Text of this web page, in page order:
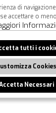
Powered
di
accettare o
tutti i
Cookies
Necessari